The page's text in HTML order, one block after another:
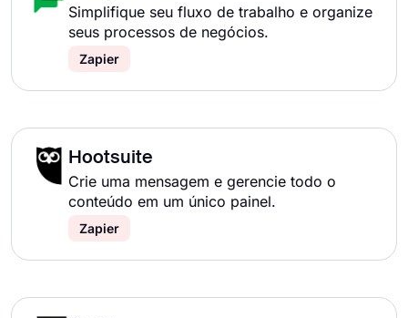
Simplifique seu fluxo de trabalho e organize
seus processos de negócios.
Zapier
Hootsuite
Crie uma mensagem e gerencie todo o
conteúdo em um único painel.
Zapier